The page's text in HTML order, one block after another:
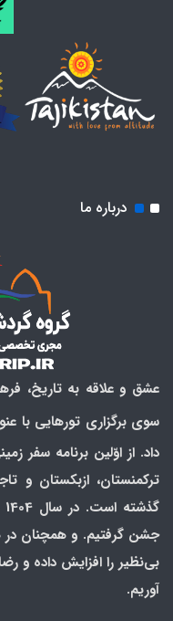
درباره ما
عشق و علاقه به تاریخ،
سوی برگزاری تورهایی با
داد. از اوّلین برنامه سفر
ترکمنستان، ازبکستان
جشن گرفتیم. و همچنان
بی‌نظیر را افزایش داده و
آوریم.